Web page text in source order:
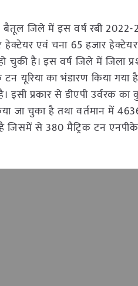
बैतूल जिले में इस वर्ष रबी 2022-
एवं चना 65 हजार हेक्टेयर
चुकी है। इस वर्ष जिले में जिला
यूरिया का भंडारण किया गया
इसी प्रकार से डीएपी उर्वरक
जा चुका है तथा वर्तमान में
जिसमें से 380 मैट्रिक टन